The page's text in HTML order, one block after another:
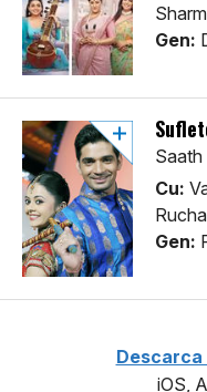
Gen:
Cu:
Gen:
Descarca
iOS,